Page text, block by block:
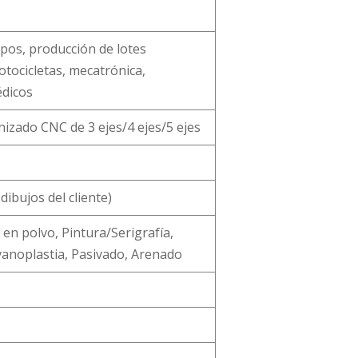
producción de lotes
mecatrónica,
CNC de 3 ejes/4 ejes/5 ejes
del cliente)
polvo, Pintura/Serigrafía,
Pasivado, Arenado